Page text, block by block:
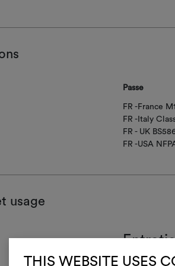
THIS WEBSITE USES
Passe
FR -France M1
FR -Italy
FR - UK
FR -USA
usage